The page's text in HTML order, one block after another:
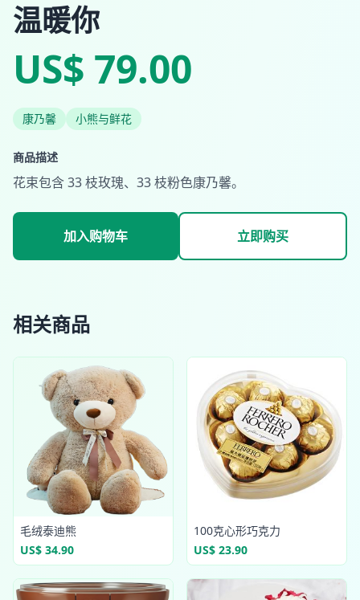
温暖你
US$ 79.00
康乃馨 小熊与鲜花
商品描述
花束包含 33 枝玫瑰、33 枝粉色康乃馨。
加入购物车 立即购买
相关商品
毛绒泰迪熊
US$ 34.90
100克心形巧克力
US$ 23.90